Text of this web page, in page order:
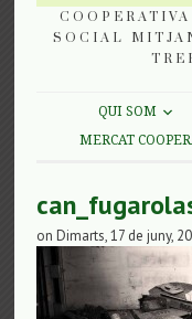
SOCIAL
QUI SOM
MERCAT
on Dimarts, 17 de juny,